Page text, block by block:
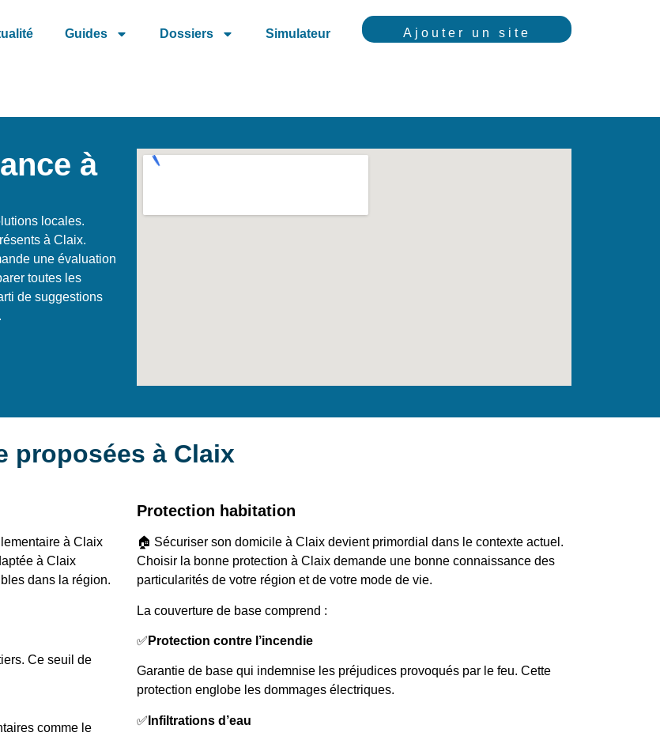
Guides Dossiers Simulateur Ajouter un site
à
locales.
à Claix.
une évaluation
toutes les
de suggestions
proposées à Claix
à Claix
à Claix
dans la région.
Ce seuil de
comme le
Protection habitation
🏠 Sécuriser son domicile à Claix devient primordial dans le contexte actuel.
Choisir la bonne protection à Claix demande une bonne connaissance des
particularités de votre région et de votre mode de vie.
La couverture de base comprend :
✅ Protection contre l’incendie
Garantie de base qui indemnise les préjudices provoqués par le feu. Cette
protection englobe les dommages électriques.
✅ Infiltrations d’eau